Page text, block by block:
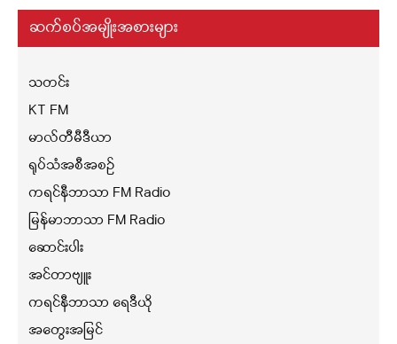
ဆက်စပ်အမျိုးအစားများ
သတင်း
KT FM
မာလ်တီမီဒီယာ
ရုပ်သံအစီအစဉ်
ကရင်နီဘာသာ FM Radio
မြန်မာဘာသာ FM Radio
ဆောင်းပါး
အင်တာဗျူး
ကရင်နီဘာသာ ရေဒီယို
အတွေးအမြင်